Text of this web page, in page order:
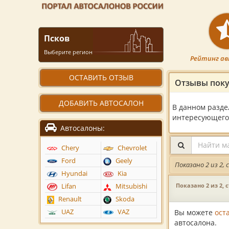
Отзывы
В данном
Показано 2 из 2,
Показано 2 из 2,
Вы можете
автосалона.
Рейтинг
Псков
Выберите регион
ОСТАВИТЬ ОТЗЫВ
ДОБАВИТЬ АВТОСАЛОН
Автосалоны:
Chery
Chevrolet
Ford
Geely
Hyundai
Kia
Lifan
Mitsubishi
Renault
Skoda
UAZ
VAZ